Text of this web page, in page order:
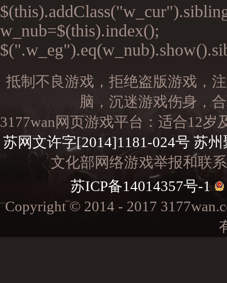
w_nub=$(this).index();
抵制不良游戏，拒绝盗版游戏，
脑，沉迷游戏伤身，
3177wan网页游戏平台：适合12
苏网文许字[2014]1181-024号 苏州
文化部网络游戏举报和联
苏ICP备14014357号-1
Copyright © 2014 - 2017